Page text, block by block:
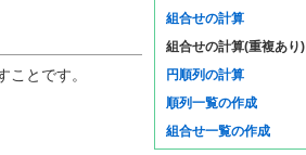
とです。
組合せの計算
組合せの計算(重複あり)
円順列の計算
順列一覧の作成
組合せ一覧の作成